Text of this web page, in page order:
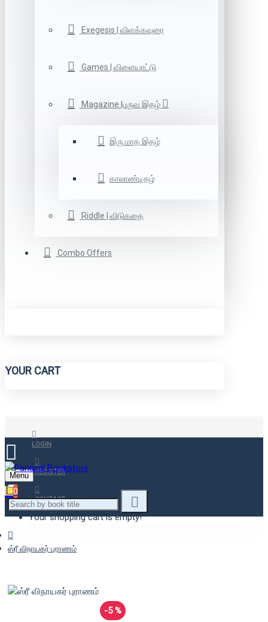
Exegesis | விளக்கவுரை
Games | விளையாட்டு
Magazine |பருவ இதழ்
இரு மாத இதழ்
காலாண்டிதழ்
Riddle | விடுகதை
Combo Offers
YOUR CART
LOGIN
REGISTER
CONTACT
Menu
0
Your shopping cart is empty!
ஸ்ரீ விநாயகர் புராணம்
-5 %